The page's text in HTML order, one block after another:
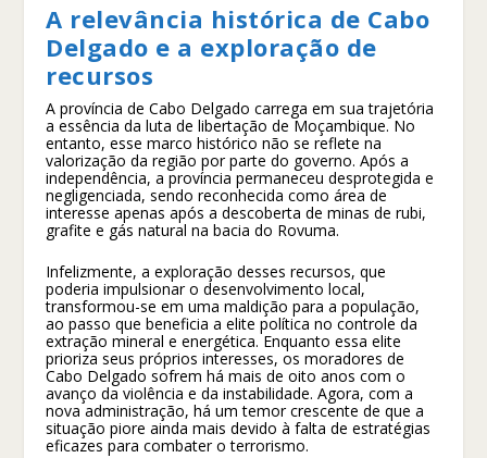
A relevância histórica de Cabo
Delgado e a exploração de
recursos
A província de Cabo Delgado carrega em sua trajetória
a essência da luta de libertação de Moçambique. No
entanto, esse marco histórico não se reflete na
valorização da região por parte do governo. Após a
independência, a província permaneceu desprotegida e
negligenciada, sendo reconhecida como área de
interesse apenas após a descoberta de minas de rubi,
grafite e gás natural na bacia do Rovuma.
Infelizmente, a exploração desses recursos, que
poderia impulsionar o desenvolvimento local,
transformou-se em uma maldição para a população,
ao passo que beneficia a elite política no controle da
extração mineral e energética. Enquanto essa elite
prioriza seus próprios interesses, os moradores de
Cabo Delgado sofrem há mais de oito anos com o
avanço da violência e da instabilidade. Agora, com a
nova administração, há um temor crescente de que a
situação piore ainda mais devido à falta de estratégias
eficazes para combater o terrorismo.